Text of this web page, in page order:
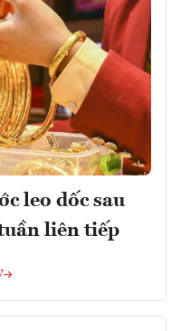
leo dốc sau
liên tiếp